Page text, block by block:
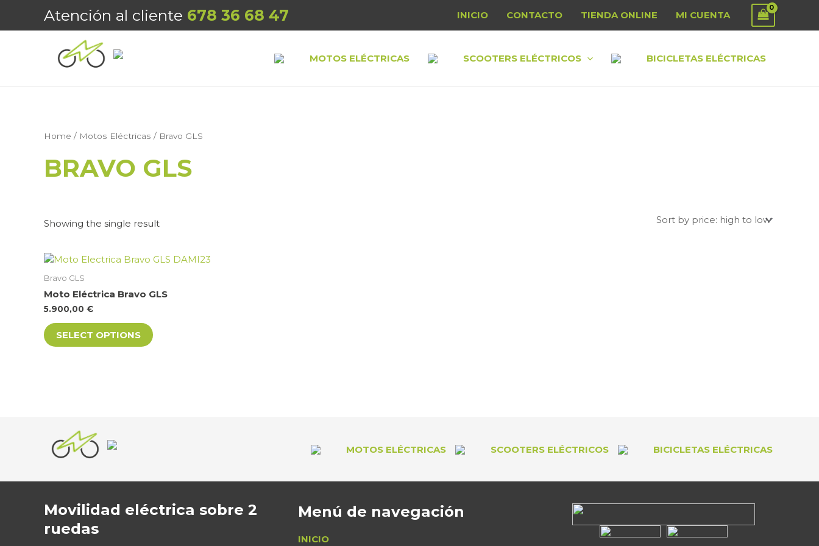
contenido
Atención al cliente 678 36 68 47 INICIO CONTACTO TIENDA ONLINE MI CUENTA
MOTOS ELÉCTRICAS SCOOTERS ELÉCTRICOS BICICLETAS ELÉCTRICAS
Home / Motos Eléctricas / Bravo GLS
BRAVO GLS
Showing the single result
Bravo GLS
Moto Eléctrica Bravo GLS
5.900,00 €
SELECT OPTIONS
This
multiple
options
MOTOS ELÉCTRICAS
SCOOTERS ELÉCTRICOS BICICLETAS ELÉCTRICAS
Movilidad eléctrica sobre 2
ruedas
Menú de navegación
INICIO